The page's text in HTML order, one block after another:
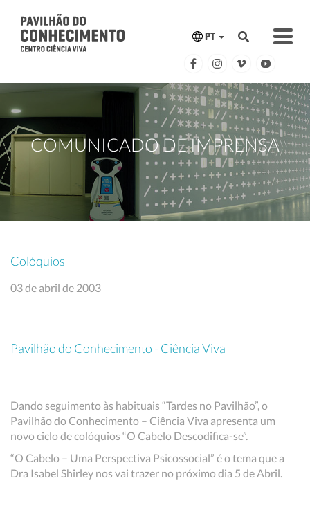
PT
COMUNICADO DE IMPRENSA
Colóquios
03 de abril de 2003
Pavilhão do Conhecimento - Ciência Viva
Dando seguimento às habituais “Tardes no Pavilhão”, o
Pavilhão do Conhecimento – Ciência Viva apresenta um
novo ciclo de colóquios “O Cabelo Descodifica-se”.
“O Cabelo – Uma Perspectiva Psicossocial” é o tema que a
Dra Isabel Shirley nos vai trazer no próximo dia 5 de Abril.